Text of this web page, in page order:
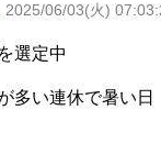
2025/06/03(火)
選定中
多い連休で暑い日